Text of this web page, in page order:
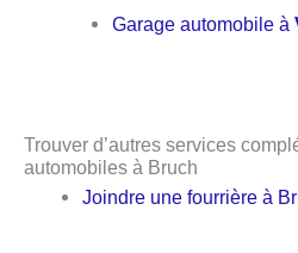
Garage automobile à
Trouver d’autres services
automobiles à Bruch
Joindre une fourrière à